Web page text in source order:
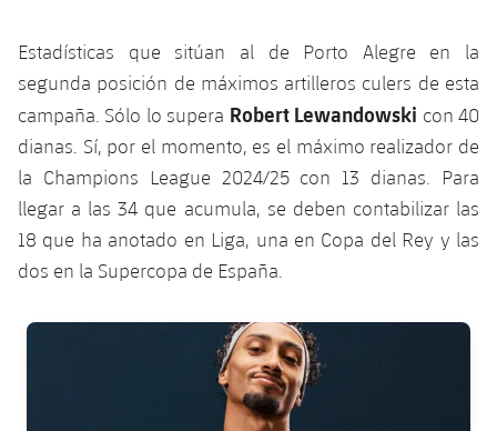
Jugadores
Fotos
Historia
Clasificaciones
Juvenil
Infantil
Alevín
Noticias
Atletismo
plusicon
más
Actualidad
Masculino
Baloncesto en silla de ruedas
plusicon
más
Actualidad
Jugadores
Calendario
Hockey sobre hielo
plusicon
más
Actualidad
Jugadores
Hockey hierba
plusicon
más
Hockey Hierba Masculino
Escuela de Patinaje
Estadísticas que sitúan al de Porto Alegre en la
segunda posición de máximos artilleros culers de esta
campaña. Sólo lo supera Robert Lewandowski con 40
dianas. Sí, por el momento, es el máximo realizador de
la Champions League 2024/25 con 13 dianas. Para
llegar a las 34 que acumula, se deben contabilizar las
18 que ha anotado en Liga, una en Copa del Rey y las
dos en la Supercopa de España.
FC Barcelona club badge